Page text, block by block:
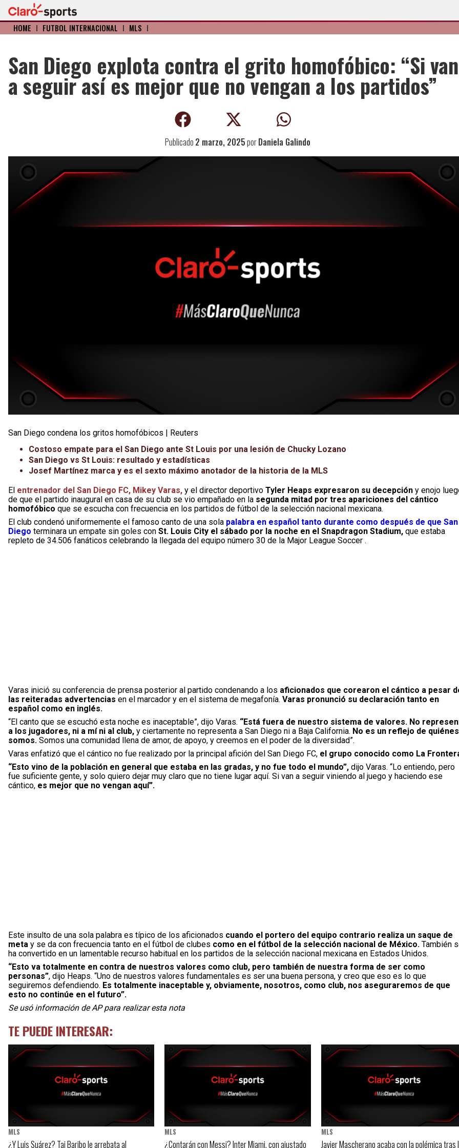
HOME I FÚTBOL INTERNACIONAL I MLS I
San Diego explota contra el grito homofóbico: “Si van
a seguir así es mejor que no vengan a los partidos”
Publicado 2 marzo, 2025porDaniela Galindo
San Diego condena los gritos homofóbicos | Reuters
Costoso empate para el San Diego ante St Louis por una lesión de Chucky Lozano
San Diego vs St Louis: resultado y estadísticas
Josef Martínez marca y es el sexto máximo anotador de la historia de la MLS
El entrenador del San Diego FC, Mikey Varas, y el director deportivo Tyler Heaps expresaron su decepción y enojo
de que el partido inaugural en casa de su club se vio empañado en la segunda mitad por tres apariciones del cántico
homofóbico que se escucha con frecuencia en los partidos de fútbol de la selección nacional mexicana.
El club condenó uniformemente el famoso canto de una sola palabra en español tanto durante como después de que San
Diego terminara un empate sin goles con St. Louis City el sábado por la noche en el Snapdragon Stadium, que estaba
repleto de 34.506 fanáticos celebrando la llegada del equipo número 30 de la Major League Soccer .
Varas inició su conferencia de prensa posterior al partido condenando a los aficionados que corearon el cántico a pesar
las reiteradas advertencias en el marcador y en el sistema de megafonía. Varas pronunció su declaración tanto en
español como en inglés.
“El canto que se escuchó esta noche es inaceptable”, dijo Varas. “Está fuera de nuestro sistema de valores. No
a los jugadores, ni a mí ni al club, y ciertamente no representa a San Diego ni a Baja California. No es un reflejo de quiénes
somos. Somos una comunidad llena de amor, de apoyo, y creemos en el poder de la diversidad”.
Varas enfatizó que el cántico no fue realizado por la principal afición del San Diego FC, el grupo conocido como La
“Esto vino de la población en general que estaba en las gradas, y no fue todo el mundo”, dijo Varas. “Lo entiendo, pero
fue suficiente gente, y solo quiero dejar muy claro que no tiene lugar aquí. Si van a seguir viniendo al juego y haciendo ese
cántico, es mejor que no vengan aquí”.
Este insulto de una sola palabra es típico de los aficionados cuando el portero del equipo contrario realiza un saque de
meta y se da con frecuencia tanto en el fútbol de clubes como en el fútbol de la selección nacional de México. También
ha convertido en un lamentable recurso habitual en los partidos de la selección nacional mexicana en Estados Unidos.
“Esto va totalmente en contra de nuestros valores como club, pero también de nuestra forma de ser como
personas”, dijo Heaps. “Uno de nuestros valores fundamentales es ser una buena persona, y creo que eso es lo que
seguiremos defendiendo. Es totalmente inaceptable y, obviamente, nosotros, como club, nos aseguraremos de que
esto no continúe en el futuro”.
Se usó información de AP para realizar esta nota
TE PUEDE INTERESAR:
MLS
¿Y Luis Suárez? Tai Baribo le arrebata al
MLS
¿Contarán con Messi? Inter Miami, con ajustado
MLS
Javier Mascherano acaba con la polémica tras